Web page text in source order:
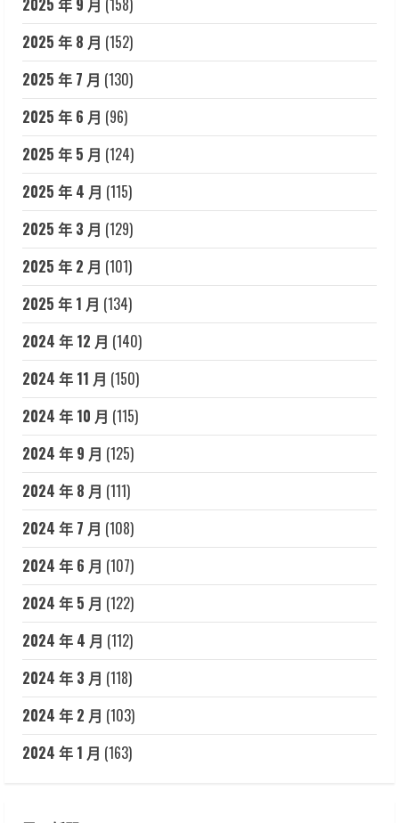
2025 年 9 月 (158)
2025 年 8 月 (152)
2025 年 7 月 (130)
2025 年 6 月 (96)
2025 年 5 月 (124)
2025 年 4 月 (115)
2025 年 3 月 (129)
2025 年 2 月 (101)
2025 年 1 月 (134)
2024 年 12 月 (140)
2024 年 11 月 (150)
2024 年 10 月 (115)
2024 年 9 月 (125)
2024 年 8 月 (111)
2024 年 7 月 (108)
2024 年 6 月 (107)
2024 年 5 月 (122)
2024 年 4 月 (112)
2024 年 3 月 (118)
2024 年 2 月 (103)
2024 年 1 月 (163)